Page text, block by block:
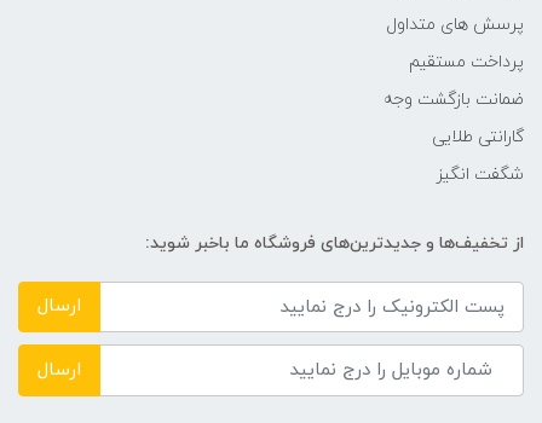
حافظه دستگاه
---
پرسش های متداول
پرداخت مستقیم
ضمانت بازگشت وجه
گارانتی طلایی
شگفت انگیز
از تخفیف‌ها و جدیدترین‌های فروشگاه ما باخبر شوید:
ارسال
ارسال